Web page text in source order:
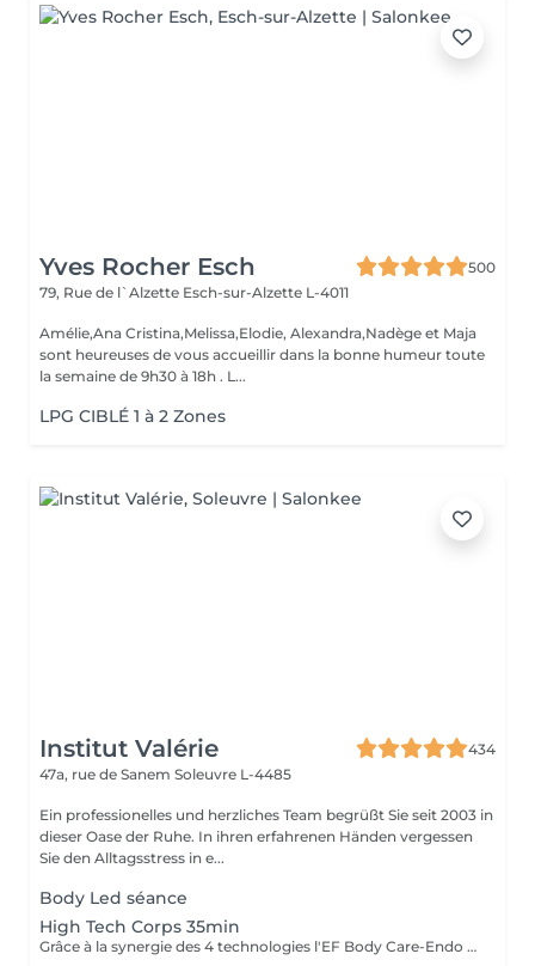
Yves Rocher Esch
500
79, Rue de l`Alzette Esch-sur-Alzette L-4011
Amélie,Ana Cristina,Melissa,Elodie, Alexandra,Nadège et Maja
sont heureuses de vous accueillir dans la bonne humeur toute
la semaine de 9h30 à 18h . L...
LPG CIBLÉ 1 à 2 Zones
Institut Valérie
434
47a, rue de Sanem Soleuvre L-4485
Ein professionelles und herzliches Team begrüßt Sie seit 2003 in
dieser Oase der Ruhe. In ihren erfahrenen Händen vergessen
Sie den Alltagsstress in e...
Body Led séance
High Tech Corps 35min
Grâce à la synergie des 4 technologies l'EF Body Care-Endo Body Shaper, le soin High Tech exclusif s'adresse en une seule séance aux 4 zones à problèmes du corps, cuisses, fesses, hanches et ventre. La silhouette est redessinée la cellulite est estompée, la peau est plus ferme et plus tonique ( recommandé en cure de 14+2)